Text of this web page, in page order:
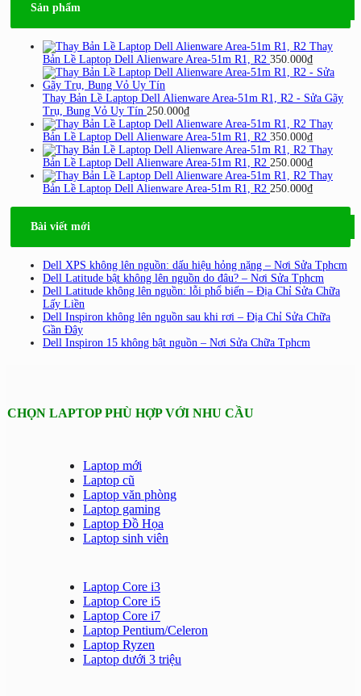
Sản phẩm
Thay
Bản Lề Laptop Dell Alienware Area-51m R1, R2 350.000₫
Thay Bản Lề Laptop Dell Alienware Area-51m R1, R2 - Sửa Gãy
Trụ, Bung Vỏ Uy Tín 250.000₫
Thay
Bản Lề Laptop Dell Alienware Area-51m R1, R2 350.000₫
Thay
Bản Lề Laptop Dell Alienware Area-51m R1, R2 250.000₫
Thay
Bản Lề Laptop Dell Alienware Area-51m R1, R2 250.000₫
Bài viết mới
Dell XPS không lên nguồn: dấu hiệu hỏng nặng – Nơi Sửa Tphcm
Dell Latitude bật không lên nguồn do đâu? – Nơi Sửa Tphcm
Dell Latitude không lên nguồn: lỗi phổ biến – Địa Chỉ Sửa Chữa
Lấy Liền
Dell Inspiron không lên nguồn sau khi rơi – Địa Chỉ Sửa Chữa
Gần Đây
Dell Inspiron 15 không bật nguồn – Nơi Sửa Chữa Tphcm
CHỌN LAPTOP PHÙ HỢP VỚI NHU CẦU
Laptop mới
Laptop cũ
Laptop văn phòng
Laptop gaming
Laptop Đồ Họa
Laptop sinh viên
Laptop Core i3
Laptop Core i5
Laptop Core i7
Laptop Pentium/Celeron
Laptop Ryzen
Laptop dưới 3 triệu